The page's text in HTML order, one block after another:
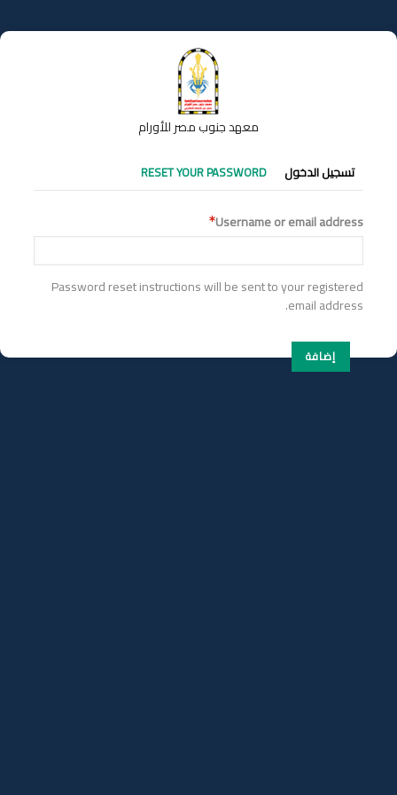
إلى
المحتوى
معهد جنوب مصر للأورام
التبويبات
الأساسية
تسجيل الدخول RESET YOUR PASSWORD
Username or email address
Password reset instructions will be sent to your registered
email address.